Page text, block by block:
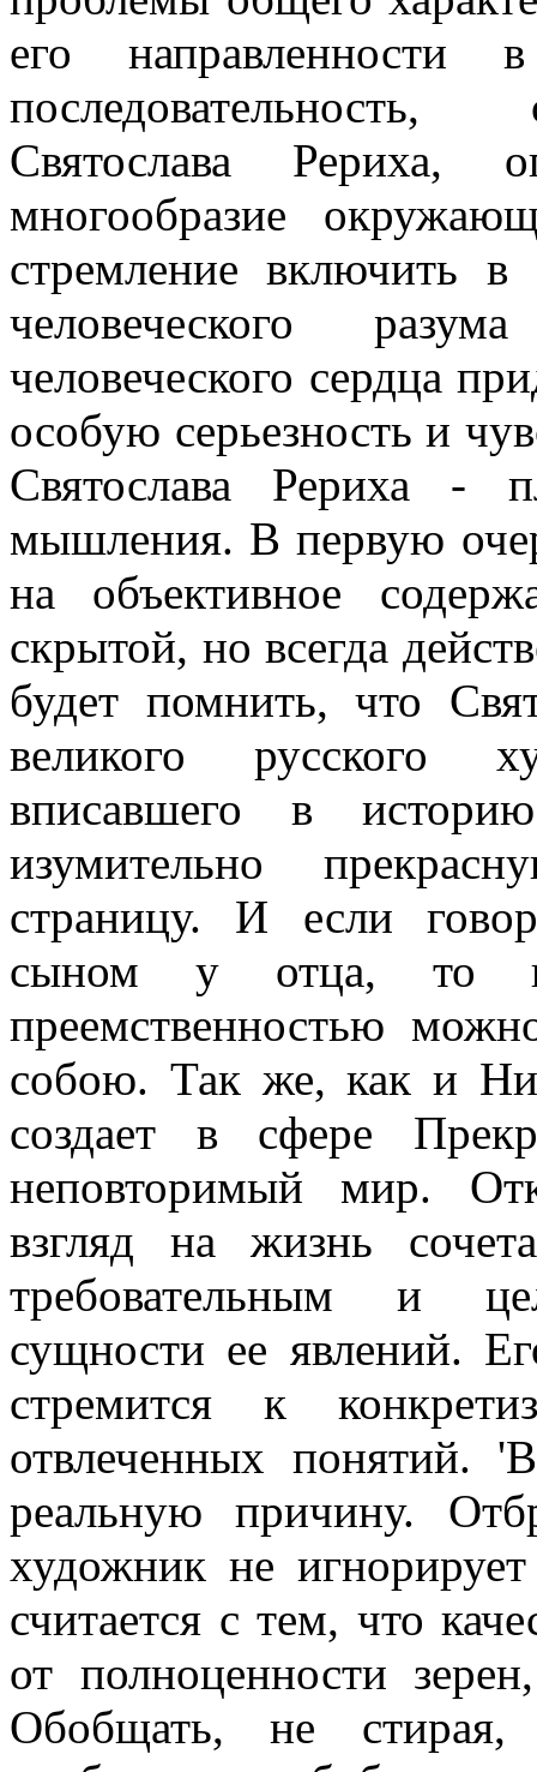
его направленности
Святослава Рериха,
многообразие
стремление включить в
человеческого
человеческого сердца
особую серьезность и
Святослава Рериха -
мышления. В первую
на объективное
скрытой, но всегда
будет помнить, что
великого русского
вписавшего в
изумительно
страницу. И если
сыном у отца, то
преемственностью
собою. Так же, как и
создает в сфере
неповторимый мир.
взгляд на жизнь
требовательным и
сущности ее явлений.
стремится к
отвлеченных понятий.
реальную причину.
художник не
считается с тем, что
от полноценности
Обобщать, не стирая,